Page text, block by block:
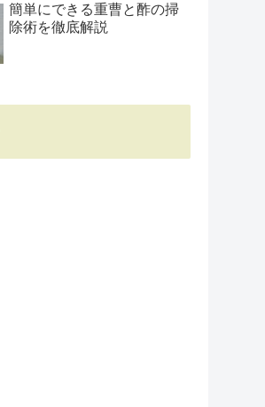
簡単にできる重曹と酢の掃
除術を徹底解説